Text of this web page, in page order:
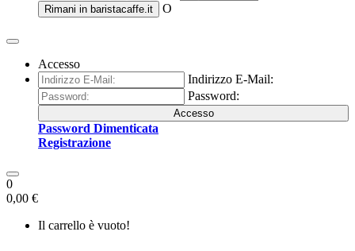
Rimani in baristacaffe.it O
Accesso
Indirizzo E-Mail:
Password:
Accesso
Password Dimenticata
Registrazione
0
0,00 €
Il carrello è vuoto!